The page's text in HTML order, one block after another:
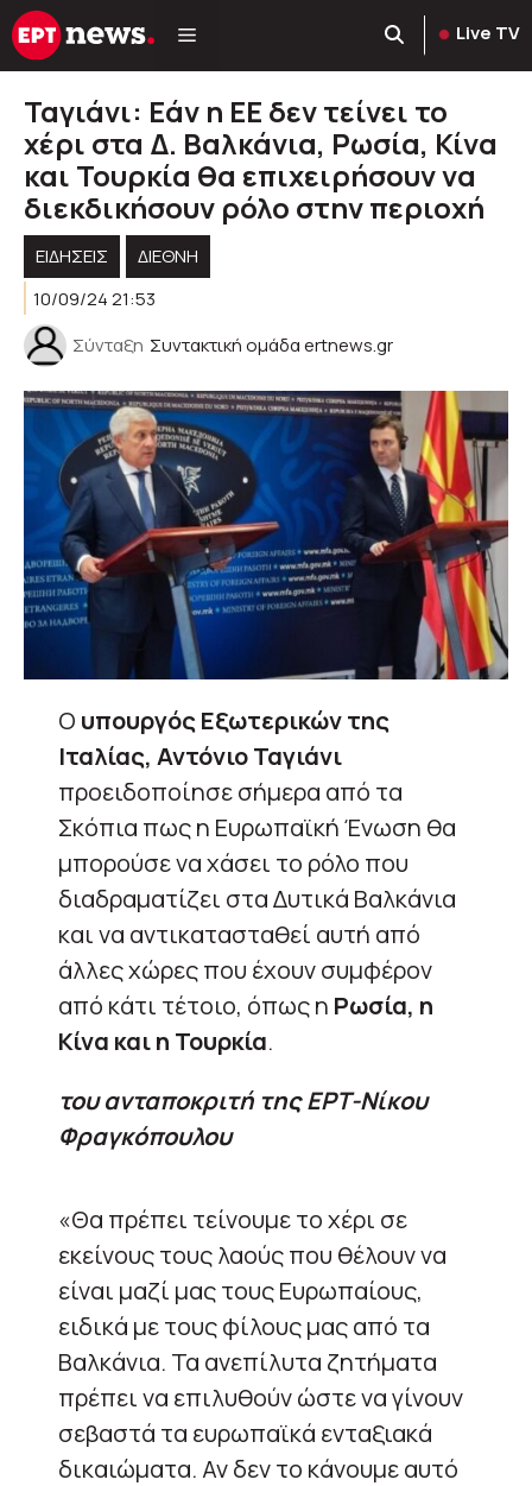
Μετάβαση
σε
Live TV
Ταγιάνι: Εάν η ΕΕ δεν τείνει το
χέρι στα Δ. Βαλκάνια, Ρωσία, Κίνα
και Τουρκία θα επιχειρήσουν να
διεκδικήσουν ρόλο στην περιοχή
ΕΙΔΗΣΕΙΣ
ΔΙΕΘΝΗ
10/09/24 21:53
Σύνταξη Συντακτική ομάδα ertnews.gr
O υπουργός Εξωτερικών της
Ιταλίας, Αντόνιο Ταγιάνι
προειδοποίησε σήμερα από τα
Σκόπια πως η Ευρωπαϊκή Ένωση θα
μπορούσε να χάσει το ρόλο που
διαδραματίζει στα Δυτικά Βαλκάνια
και να αντικατασταθεί αυτή από
άλλες χώρες που έχουν συμφέρον
από κάτι τέτοιο, όπως η Ρωσία, η
Κίνα και η Τουρκία.
του ανταποκριτή της ΕΡΤ-Νίκου
Φραγκόπουλου
«Θα πρέπει τείνουμε το χέρι σε
εκείνους τους λαούς που θέλουν να
είναι μαζί μας τους Ευρωπαίους,
ειδικά με τους φίλους μας από τα
Βαλκάνια. Τα ανεπίλυτα ζητήματα
πρέπει να επιλυθούν ώστε να γίνουν
σεβαστά τα ευρωπαϊκά ενταξιακά
δικαιώματα. Αν δεν το κάνουμε αυτό